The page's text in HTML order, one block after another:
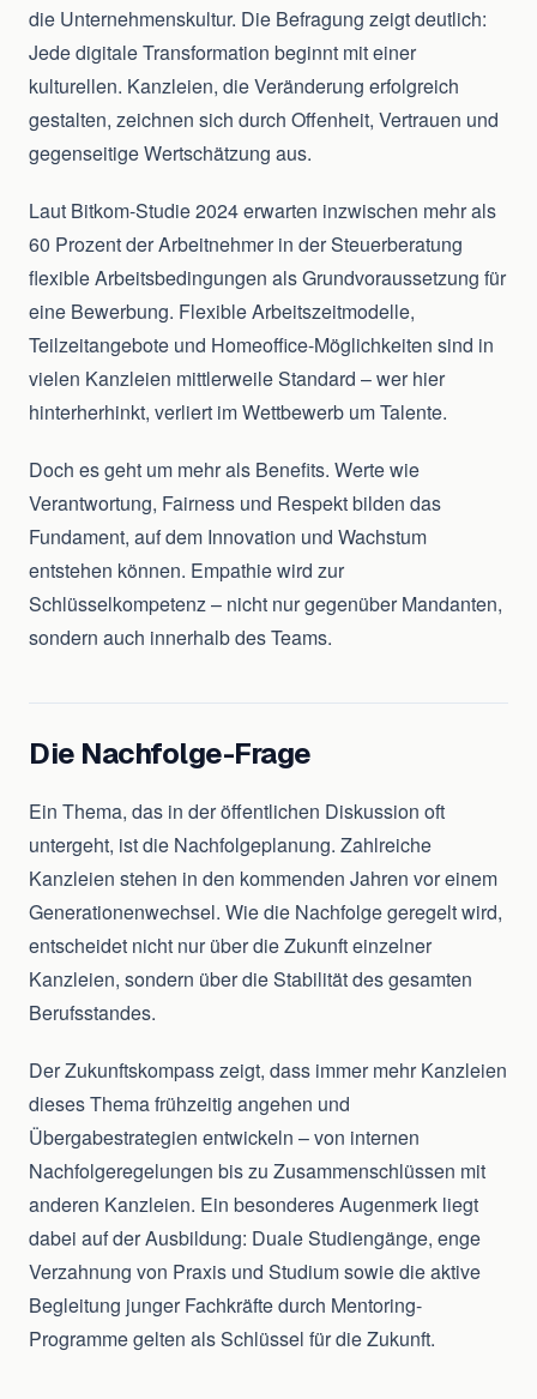
die Unternehmenskultur. Die Befragung zeigt deutlich:
Jede digitale Transformation beginnt mit einer
kulturellen. Kanzleien, die Veränderung erfolgreich
gestalten, zeichnen sich durch Offenheit, Vertrauen und
gegenseitige Wertschätzung aus.
Laut Bitkom-Studie 2024 erwarten inzwischen mehr als
60 Prozent der Arbeitnehmer in der Steuerberatung
flexible Arbeitsbedingungen als Grundvoraussetzung für
eine Bewerbung. Flexible Arbeitszeitmodelle,
Teilzeitangebote und Homeoffice-Möglichkeiten sind in
vielen Kanzleien mittlerweile Standard – wer hier
hinterherhinkt, verliert im Wettbewerb um Talente.
Doch es geht um mehr als Benefits. Werte wie
Verantwortung, Fairness und Respekt bilden das
Fundament, auf dem Innovation und Wachstum
entstehen können. Empathie wird zur
Schlüsselkompetenz – nicht nur gegenüber Mandanten,
sondern auch innerhalb des Teams.
Die Nachfolge-Frage
Ein Thema, das in der öffentlichen Diskussion oft
untergeht, ist die Nachfolgeplanung. Zahlreiche
Kanzleien stehen in den kommenden Jahren vor einem
Generationenwechsel. Wie die Nachfolge geregelt wird,
entscheidet nicht nur über die Zukunft einzelner
Kanzleien, sondern über die Stabilität des gesamten
Berufsstandes.
Der Zukunftskompass zeigt, dass immer mehr Kanzleien
dieses Thema frühzeitig angehen und
Übergabestrategien entwickeln – von internen
Nachfolgeregelungen bis zu Zusammenschlüssen mit
anderen Kanzleien. Ein besonderes Augenmerk liegt
dabei auf der Ausbildung: Duale Studiengänge, enge
Verzahnung von Praxis und Studium sowie die aktive
Begleitung junger Fachkräfte durch Mentoring-
Programme gelten als Schlüssel für die Zukunft.